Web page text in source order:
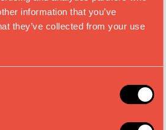
information that you’ve
they’ve collected from your use